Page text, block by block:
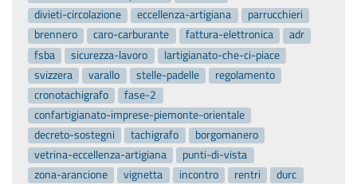
fsba
sicurezza-lavoro
lartigianato-che-ci-piace
svizzera
varallo stelle-padelle
regolamento
cronotachigrafo
fase-2
confartigianato-imprese-piemonte-orientale
decreto-sostegni
tachigrafo
vetrina-eccellenza-artigiana
punti-di-vista
zona-arancione
vignetta incontro rentri
camion
coccia autotrasportatori
infrastrutture
credito
expo we-do-fablab regione
zona-gialla